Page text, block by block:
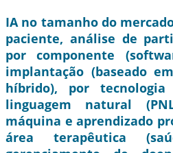
IA no tamanho do
paciente, análise de
por componente
implantação (baseado
híbrido), por tecnologia
linguagem natural
máquina e aprendizado
área terapêutica